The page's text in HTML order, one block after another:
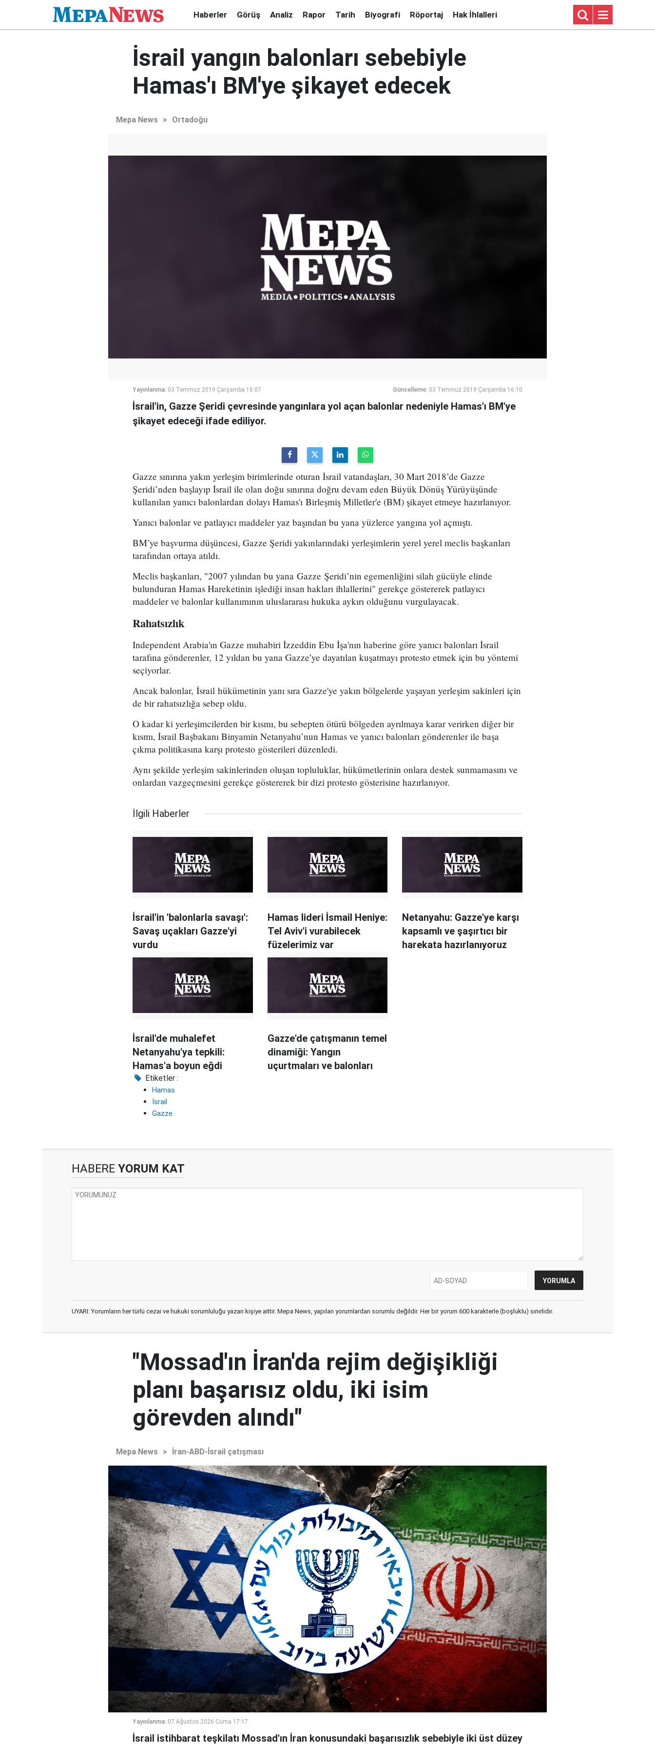
Haberler Görüş Analiz Rapor Tarih Biyografi Röportaj Hak İhlalleri
İsrail yangın balonları sebebiyle
Hamas'ı BM'ye şikayet edecek
Mepa News > Ortadoğu
Yayınlanma: 03 Temmuz 2019 Çarşamba 16:07 Güncelleme: 03 Temmuz 2019 Çarşamba 16:10
İsrail'in, Gazze Şeridi çevresinde yangınlara yol açan balonlar nedeniyle Hamas'ı BM'ye
şikayet edeceği ifade ediliyor.
Gazze sınırına yakın yerleşim birimlerinde oturan İsrail vatandaşları, 30 Mart 2018’de Gazze
Şeridi’nden başlayıp İsrail ile olan doğu sınırına doğru devam eden Büyük Dönüş Yürüyüşünde
kullanılan yanıcı balonlardan dolayı Hamas'ı Birleşmiş Milletler'e (BM) şikayet etmeye hazırlanıyor.
Yanıcı balonlar ve patlayıcı maddeler yaz başından bu yana yüzlerce yangına yol açmıştı.
BM’ye başvurma düşüncesi, Gazze Şeridi yakınlarındaki yerleşimlerin yerel yerel meclis başkanları
tarafından ortaya atıldı.
Meclis başkanları, "2007 yılından bu yana Gazze Şeridi’nin egemenliğini silah gücüyle elinde
bulunduran Hamas Hareketinin işlediği insan hakları ihlallerini" gerekçe göstererek patlayıcı
maddeler ve balonlar kullanımının uluslararası hukuka aykırı olduğunu vurgulayacak.
Rahatsızlık
Independent Arabia'ın Gazze muhabiri İzzeddin Ebu İşa'nın haberine göre yanıcı balonları İsrail
tarafına gönderenler, 12 yıldan bu yana Gazze’ye dayatılan kuşatmayı protesto etmek için bu yöntemi
seçiyorlar.
Ancak balonlar, İsrail hükümetinin yanı sıra Gazze'ye yakın bölgelerde yaşayan yerleşim sakinleri için
de bir rahatsızlığa sebep oldu.
O kadar ki yerleşimcilerden bir kısmı, bu sebepten ötürü bölgeden ayrılmaya karar verirken diğer bir
kısmı, İsrail Başbakanı Binyamin Netanyahu’nun Hamas ve yanıcı balonları gönderenler ile başa
çıkma politikasına karşı protesto gösterileri düzenledi.
Aynı şekilde yerleşim sakinlerinden oluşan topluluklar, hükümetlerinin onlara destek sunmamasını ve
onlardan vazgeçmesini gerekçe göstererek bir dizi protesto gösterisine hazırlanıyor.
İlgili Haberler
İsrail'in 'balonlarla savaşı':
Savaş uçakları Gazze'yi
vurdu
Hamas lideri İsmail Heniye:
Tel Aviv'i vurabilecek
füzelerimiz var
Netanyahu: Gazze'ye karşı
kapsamlı ve şaşırtıcı bir
harekata hazırlanıyoruz
İsrail'de muhalefet
Netanyahu'ya tepkili:
Hamas'a boyun eğdi
Gazze'de çatışmanın temel
dinamiği: Yangın
uçurtmaları ve balonları
Etiketler :
Hamas
İsrail
Gazze
HABERE YORUM KAT
UYARI: Yorumların her türlü cezai ve hukuki sorumluluğu yazan kişiye aittir. Mepa News, yapılan yorumlardan sorumlu değildir. Her bir yorum 600 karakterle (boşluklu) sınırlıdır.
"Mossad'ın İran'da rejim değişikliği
planı başarısız oldu, iki isim
görevden alındı"
Mepa News > İran-ABD-İsrail çatışması
Yayınlanma: 07 Ağustos 2026 Cuma 17:17
İsrail istihbarat teşkilatı Mossad'ın İran konusundaki başarısızlık sebebiyle iki üst düzey